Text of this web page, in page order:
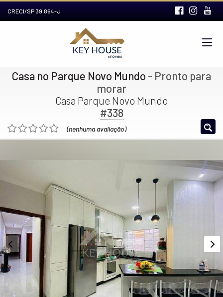
CRECI/SP 39.864-J
Casa no Parque Novo Mundo - Pronto para
morar
Casa Parque Novo Mundo
#338
(nenhuma avaliação)